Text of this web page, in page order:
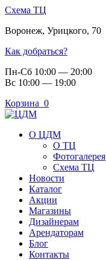
Схема ТЦ
Воронеж, Урицкого, 70
Как добраться?
Пн-Сб 10:00 — 20:00
Вс 10:00 — 19:00
Корзина 0
О ЦДМ
О ТЦ
Фотогалерея
Схема ТЦ
Новости
Каталог
Акции
Магазины
Дизайнерам
Арендаторам
Блог
Контакты